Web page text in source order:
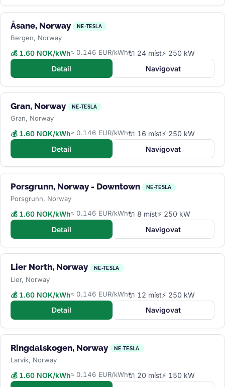
Åsane, Norway NE-TESLA
Bergen, Norway
💰 1.60 NOK/kWh≈ 0.146 EUR/kWh🔌 24 míst⚡ 250 kW
Detail
Navigovat
Gran, Norway NE-TESLA
Gran, Norway
💰 1.60 NOK/kWh≈ 0.146 EUR/kWh🔌 16 míst⚡ 250 kW
Detail
Navigovat
Porsgrunn, Norway - Downtown NE-TESLA
Porsgrunn, Norway
💰 1.60 NOK/kWh≈ 0.146 EUR/kWh🔌 8 míst⚡ 250 kW
Detail
Navigovat
Lier North, Norway NE-TESLA
Lier, Norway
💰 1.60 NOK/kWh≈ 0.146 EUR/kWh🔌 12 míst⚡ 250 kW
Detail
Navigovat
Ringdalskogen, Norway NE-TESLA
Larvik, Norway
💰 1.60 NOK/kWh≈ 0.146 EUR/kWh🔌 20 míst⚡ 150 kW